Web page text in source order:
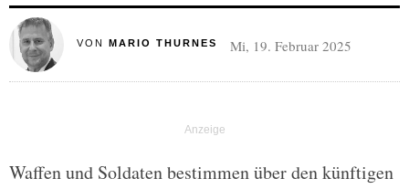
VON MARIO THURNES Mi, 19. Februar 2025
Waffen und Soldaten bestimmen über den künftigen